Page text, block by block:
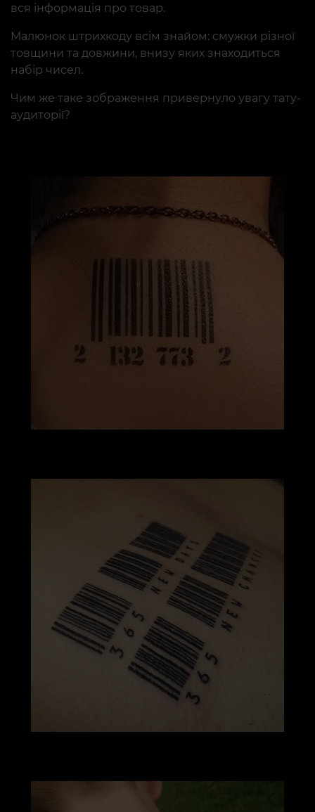
вся інформація про товар.
Малюнок штрихкоду всім знайом: смужки різної
товщини та довжини, внизу яких знаходиться
набір чисел.
Чим же таке зображення привернуло увагу тату-
аудиторії?